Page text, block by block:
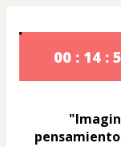
00 : 14 :